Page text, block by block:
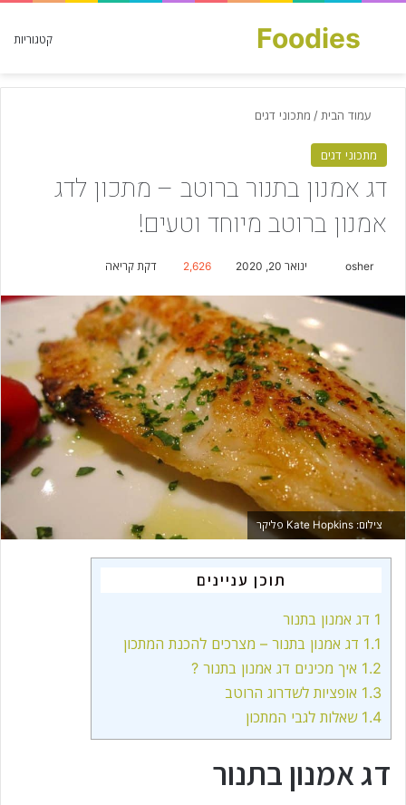
קטגוריות Foodies
חפש עבור
עמוד הבית / מתכוני דגים
מתכוני דגים
דג אמנון בתנור ברוטב – מתכון לדג
אמנון ברוטב מיוחד וטעים!
osher
a
n
e
m
a
i
ינואר 20, 2020 2,626 דקת קריאה
צילום: Kate Hopkins פליקר
תוכן עניינים
1 דג אמנון בתנור
1.1 דג אמנון בתנור – מצרכים להכנת המתכון
1.2 איך מכינים דג אמנון בתנור ?
1.3 אופציות לשדרוג הרוטב
1.4 שאלות לגבי המתכון
דג אמנון בתנור